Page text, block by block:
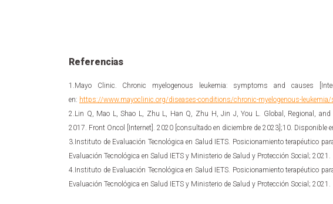
Referencias
1.Mayo Clinic. Chronic myelogenous leukemia: symptoms and causes
en: https://www.mayoclinic.org/diseases-conditions/chronic-myelogenous-
2.Lin Q, Mao L, Shao L, Zhu L, Han Q, Zhu H, Jin J, You L. Global, Regional,
2017. Front Oncol [Internet]. 2020 [consultado en diciembre de 2023];10.
3.Instituto de Evaluación Tecnológica en Salud IETS. Posicionamiento terapéutico
Evaluación Tecnológica en Salud IETS y Ministerio de Salud y Protección Social; 2021.
4.Instituto de Evaluación Tecnológica en Salud IETS. Posicionamiento terapéutico
Evaluación Tecnológica en Salud IETS y Ministerio de Salud y Protección Social; 2021.